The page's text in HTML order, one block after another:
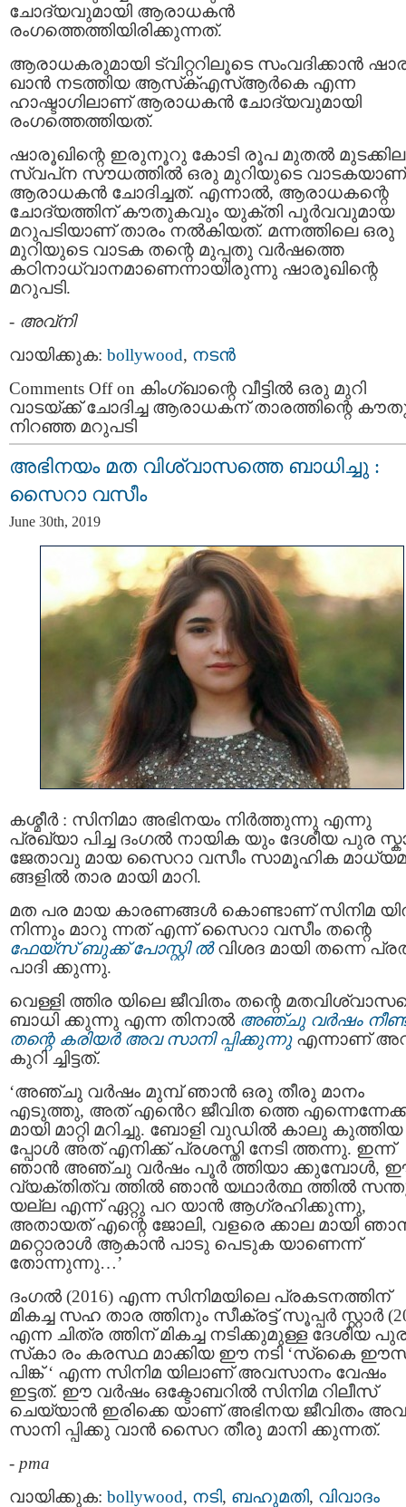
ചോദ്യവുമായി ആരാധകൻ
രംഗത്തെത്തിയിരിക്കുന്നത്.
ആരാധകരുമായി ട്വിറ്ററിലൂടെ സംവദിക്കാൻ
ഖാൻ നടത്തിയ ആസ്‌ക്എസ്ആർകെ എന്ന
ഹാഷ്ടാഗിലാണ് ആരാധകൻ ചോദ്യവുമായി
രംഗത്തെത്തിയത്.
ഷാരൂഖിന്റെ ഇരുനൂറു കോടി രൂപ മുതൽ
സ്വപ്‌ന സൗധത്തിൽ ഒരു മുറിയുടെ വാടകയാണ്
ആരാധകൻ ചോദിച്ചത്. എന്നാൽ, ആരാധകന്റെ
ചോദ്യത്തിന് കൗതുകവും യുക്തി പൂർവവുമായ
മറുപടിയാണ് താരം നൽകിയത്. മന്നത്തിലെ ഒരു
മുറിയുടെ വാടക തന്റെ മുപ്പതു വർഷത്തെ
കഠിനാധ്വാനമാണെന്നായിരുന്നു ഷാരൂഖിന്റെ
മറുപടി.
- അവ്നി
വായിക്കുക: bollywood, നടന്‍
Comments Offon കിംഗ്ഖാന്റെ വീട്ടിൽ ഒരു മുറി
വാടയ്ക്ക് ചോദിച്ച ആരാധകന് താരത്തിന്റെ
നിറഞ്ഞ മറുപടി
അഭിനയം മത വിശ്വാസത്തെ ബാധിച്ചു :
സൈറാ വസീം
June 30th, 2019
കശ്മീര്‍ : സിനിമാ അഭിനയം നിര്‍ത്തുന്നു എന്നു
പ്രഖ്യാ പിച്ച ദംഗല്‍ നായിക യും ദേശീയ പുര
ജേതാവു മായ സൈറാ വസീം സാമൂഹിക മാധ്യമ
ങ്ങളില്‍ താര മായി മാറി.
മത പര മായ കാരണങ്ങള്‍ കൊണ്ടാണ് സിനിമ
നിന്നും മാറു ന്നത് എന്ന് സൈറാ വസീം തന്റെ
ഫേയ്സ് ബുക്ക് പോസ്റ്റി ല്‍വിശദ മായി തന്നെ
പാദി ക്കുന്നു.
വെള്ളി ത്തിര യിലെ ജീവിതം തന്റെ
ബാധി ക്കുന്നു എന്ന തിനാല്‍ അഞ്ചു വര്‍ഷം
തന്റെ കരിയര്‍ അവ സാനി പ്പിക്കുന്നുഎന്നാണ്
കുറി ച്ചിട്ടത്.
‘അഞ്ചു വർഷം മുമ്പ് ഞാൻ ഒരു തീരു മാനം
എടുത്തു, അത് എൻെറ ജീവിത ത്തെ
മായി മാറ്റി മറിച്ചു. ബോളി വുഡില്‍ കാലു കുത്തിയ
പ്പോള്‍ അത് എനിക്ക് പ്രശസ്തി നേടി ത്തന്നു. ഇന്ന്
ഞാൻ അഞ്ചു വർഷം പൂർ ത്തിയാ ക്കുമ്പോൾ,
വ്യക്തിത്വ ത്തിൽ ഞാൻ യഥാർത്ഥ ത്തിൽ
യല്ല എന്ന് ഏറ്റു പറ യാൻ ആഗ്രഹിക്കുന്നു,
അതായത് എന്റെ ജോലി, വളരെ ക്കാല മായി
മറ്റൊരാള്‍ ആകാൻ പാടു പെടുക യാണെന്ന്
തോന്നുന്നു…’
ദംഗല്‍ (2016) എന്ന സിനിമയിലെ പ്രകടനത്തിന്
മികച്ച സഹ താര ത്തിനും സീക്രട്ട് സൂപ്പര്‍ സ്റ്റാര്‍
എന്ന ചിത്ര ത്തിന് മികച്ച നടിക്കുമുള്ള ദേശീയ
സ്‌കാ രം കരസ്ഥ മാക്കിയ ഈ നടി ‘സ്‌കൈ
പിങ്ക് ‘ എന്ന സിനിമ യിലാണ് അവസാനം വേഷം
ഇട്ടത്. ഈ വർഷം ഒക്ടോബറില്‍ സിനിമ റിലീസ്
ചെയ്യാന്‍ ഇരിക്കെ യാണ് അഭിനയ ജീവിതം അവ
സാനി പ്പിക്കു വാന്‍ സൈറ തീരു മാനി ക്കുന്നത്.
- pma
വായിക്കുക: bollywood, നടി, ബഹുമതി, വിവാദം